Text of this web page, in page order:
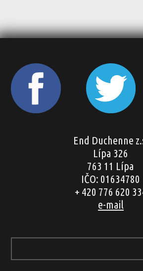
End Duchenne
Lípa 326
763 11 Lípa
IČO: 01634780
+ 420 776 620
e-mail